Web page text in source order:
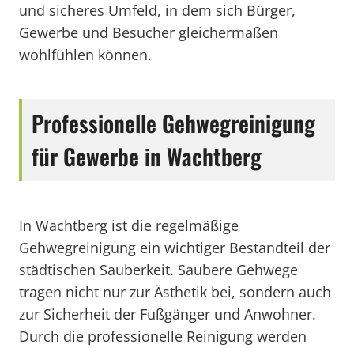
und sicheres Umfeld, in dem sich Bürger,
Gewerbe und Besucher gleichermaßen
wohlfühlen können.
Professionelle Gehwegreinigung
für Gewerbe in Wachtberg
In Wachtberg ist die regelmäßige
Gehwegreinigung ein wichtiger Bestandteil der
städtischen Sauberkeit. Saubere Gehwege
tragen nicht nur zur Ästhetik bei, sondern auch
zur Sicherheit der Fußgänger und Anwohner.
Durch die professionelle Reinigung werden